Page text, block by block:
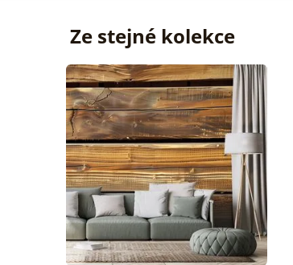
Ze stejné kolekce